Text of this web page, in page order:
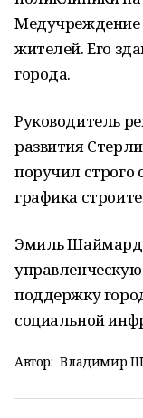
Медучреждение
жителей. Его
города.
Руководитель
развития
поручил строго
графика
Эмиль
поддержку
социальной
Автор: Владимир